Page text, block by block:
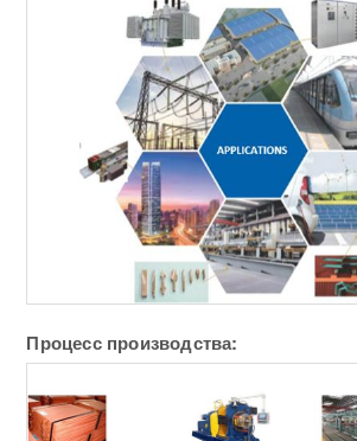
Процесс производства: